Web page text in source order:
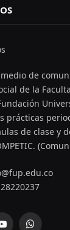
de
de la
prácticas
de clase y